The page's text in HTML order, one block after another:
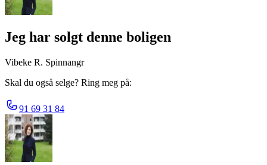
Jeg har solgt denne boligen
Vibeke R. Spinnangr
Skal du også selge? Ring meg på:
91 69 31 84